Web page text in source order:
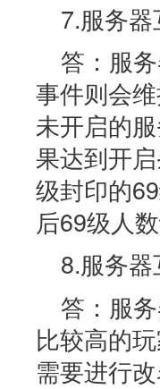
7.服务
答：服
事件则会
未开启的
果达到开
级封印的
后69级人
8.服务
答：服
比较高的
需要进行改